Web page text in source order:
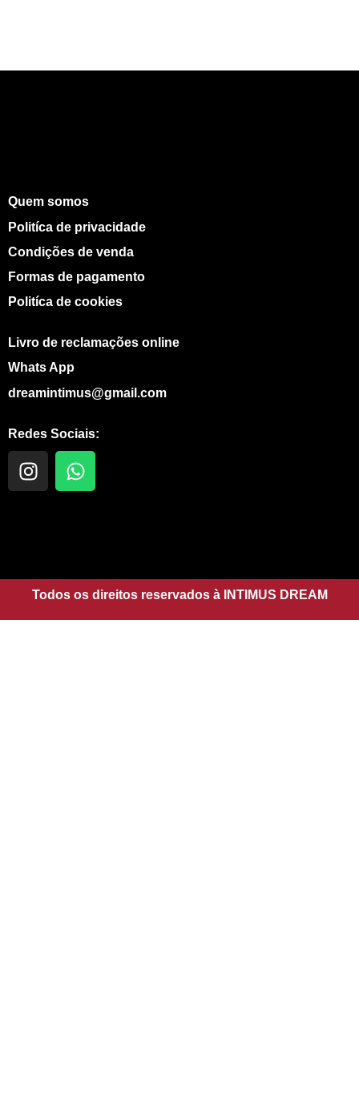
Quem somos
Politíca de privacidade
Condições de venda
Formas de pagamento
Politíca de cookies
Livro de reclamações online
Whats App
dreamintimus@gmail.com
Redes Sociais:
I
n
r
a
m
W
h
p
p
Todos os direitos reservados à INTIMUS DREAM